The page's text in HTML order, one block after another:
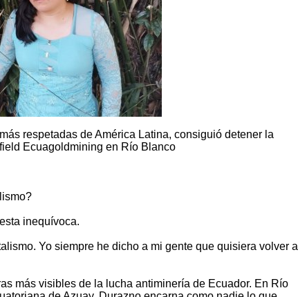
respetadas de América Latina, consiguió detener la
Ecuagoldmining en Río Blanco
inequívoca.
Yo siempre he dicho a mi gente que quisiera volver a
más visibles de la lucha antiminería de Ecuador. En Río